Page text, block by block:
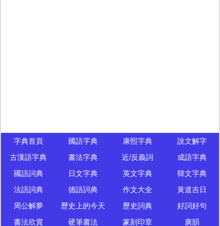
字典首頁 國語字典 康熙字典
說文解字
古漢語字典
書法字典 近/反義詞
成語字典
國語詞典
日文字典 英文字典
韓文字典
法語詞典
德語詞典 作文大全
黃道吉日
周公解夢
歷史上的今天 歷史詞典
好詞好句
書法欣賞
硬筆書法 篆刻印章 廣韻